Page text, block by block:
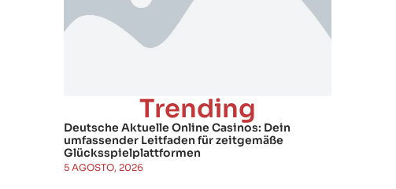
Trending
Deutsche Aktuelle Online Casinos: Dein
umfassender Leitfaden für zeitgemäße
Glücksspielplattformen
5 AGOSTO, 2026